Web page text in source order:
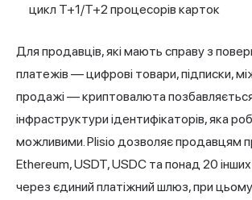
цикл T+1/T+2 процесорів карток
Для продавців, які мають справу з
платежів — цифрові товари, підписки,
продажі — криптовалюта
інфраструктури ідентифікаторів, яка
можливими.Plisio дозволяє продавцям
Ethereum, USDT, USDC та понад 20
через єдиний платіжний шлюз, при